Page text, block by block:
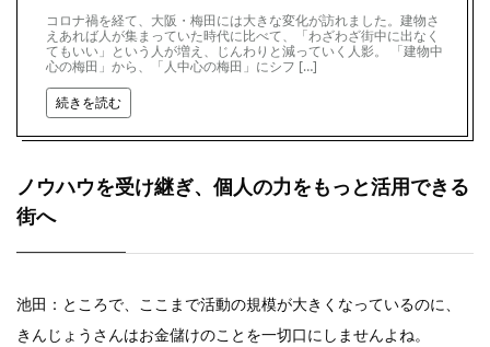
コロナ禍を経て、大阪・梅田には大きな変化が訪れました。建物さ
えあれば人が集まっていた時代に比べて、「わざわざ街中に出なく
てもいい」という人が増え、じんわりと減っていく人影。 「建物中
心の梅田」から、「人中心の梅田」にシフ […]
続きを読む
ノウハウを受け継ぎ、個人の力をもっと活用できる
街へ
池田：ところで、ここまで活動の規模が大きくなっているのに、
きんじょうさんはお金儲けのことを一切口にしませんよね。